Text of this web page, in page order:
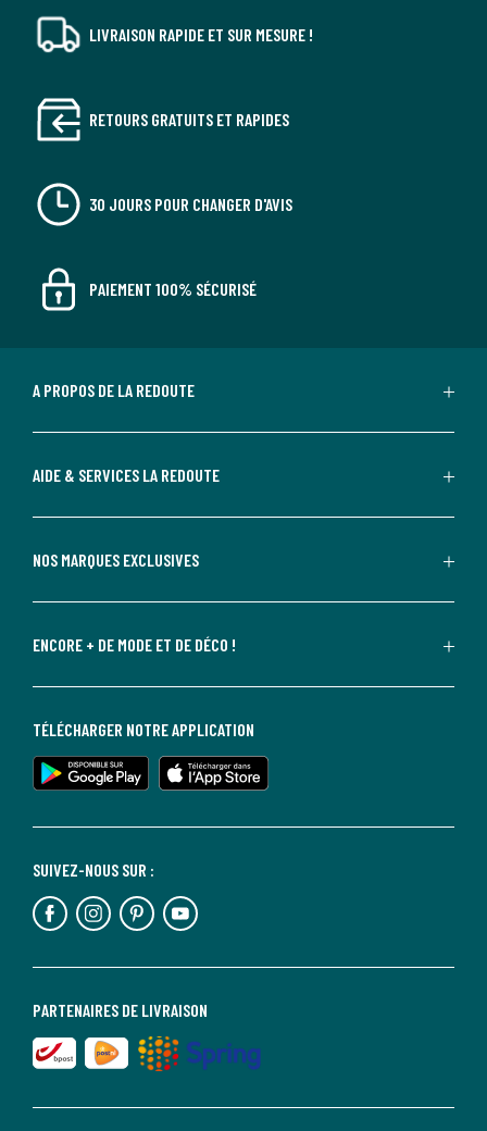
LIVRAISON RAPIDE ET SUR MESURE !
RETOURS GRATUITS ET RAPIDES
30 JOURS POUR CHANGER D'AVIS
PAIEMENT 100% SÉCURISÉ
A PROPOS DE LA REDOUTE
AIDE & SERVICES LA REDOUTE
NOS MARQUES EXCLUSIVES
ENCORE + DE MODE ET DE DÉCO !
PARTENAIRES DE LIVRAISON
SUIVEZ-NOUS SUR :
TÉLÉCHARGER NOTRE APPLICATION